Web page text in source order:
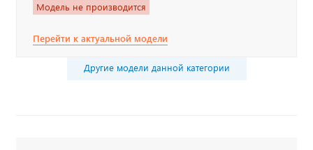
Модель не производится
Перейти к актуальной модели
Другие модели данной категории